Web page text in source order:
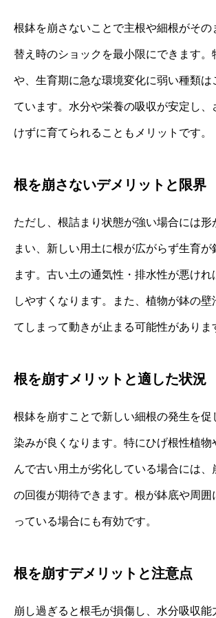
根鉢を崩さないことで主根や細根がその
替え時のショックを最小限にできます。
や、生育期に急な環境変化に弱い種類は
ています。水分や栄養の吸収が安定し、
けずに育てられることもメリットです。
根を崩さないデメリットと限界
ただし、根詰まり状態が強い場合には形
まい、新しい用土に根が広がらず生育が
ます。古い土の通気性・排水性が悪けれ
しやすくなります。また、植物が鉢の壁
てしまって動きが止まる可能性がありま
根を崩すメリットと適した状況
根鉢を崩すことで新しい細根の発生を促
染みが良くなります。特にひげ根性植物
んで古い用土が劣化している場合には、
の回復が期待できます。根が鉢底や周囲
っている場合にも有効です。
根を崩すデメリットと注意点
崩し過ぎると根毛が損傷し、水分吸収能